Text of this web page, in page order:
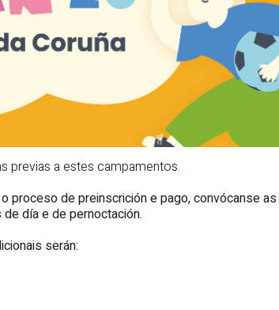
previas a estes campamentos.
proceso de preinscrición e pago, convócanse as
día e de pernoctación.
serán: